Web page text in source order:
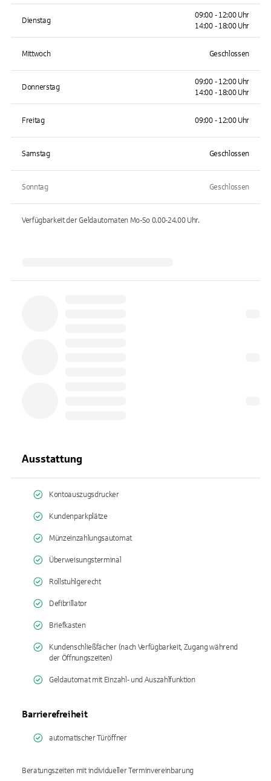
Dienstag
09:00 - 12:00 Uhr
14:00 - 18:00 Uhr
Mittwoch Geschlossen
Donnerstag
09:00 - 12:00 Uhr
14:00 - 18:00 Uhr
Freitag 09:00 - 12:00 Uhr
Samstag Geschlossen
Sonntag Geschlossen
Verfügbarkeit der Geldautomaten Mo-So 0.00-24.00Uhr.
Ausstattung
Kontoauszugsdrucker
Kundenparkplätze
Münzeinzahlungsautomat
Überweisungsterminal
Rollstuhlgerecht
Defibrillator
Briefkasten
Kundenschließfächer (nach Verfügbarkeit, Zugang während
der Öffnungszeiten)
Geldautomat mit Einzahl- und Auszahlfunktion
Barrierefreiheit
automatischer Türöffner
Beratungszeiten mit individueller Terminvereinbarung